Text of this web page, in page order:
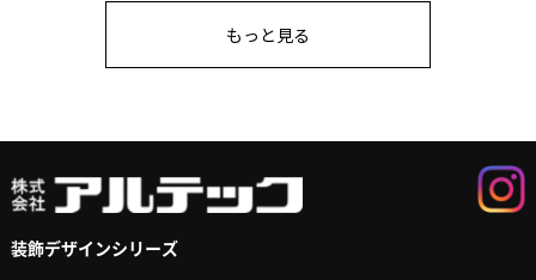
もっと見る
装飾デザインシリーズ